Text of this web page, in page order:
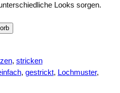
Looks sorgen.
, stricken
, gestrickt, Lochmuster